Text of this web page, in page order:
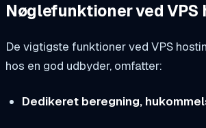
Nøglefunktioner ved VPS
De vigtigste funktioner ved VPS
hos en god udbyder, omfatter:
Dedikeret beregning,